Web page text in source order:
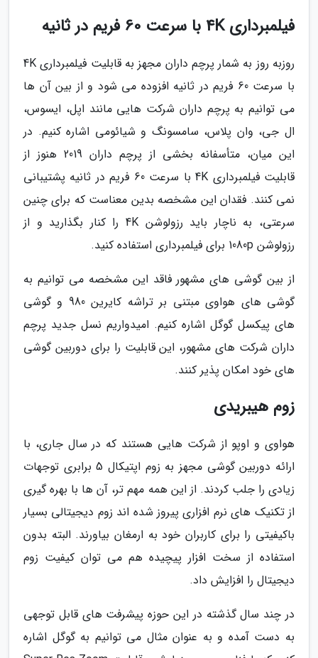
فیلمبرداری 4K با سرعت 60 فریم در ثانیه
روزبه روز به شمار پرچم داران مجهز به قابلیت فیلمبرداری 4K
با سرعت 60 فریم در ثانیه افزوده می شود و از بین آن ها
می توانیم به پرچم داران شرکت هایی مانند اپل، ایسوس،
ال جی، وان پلاس، سامسونگ و شیائومی اشاره کنیم. در
این میان، متأسفانه بخشی از پرچم داران 2019 هنوز از
قابلیت فیلمبرداری 4K با سرعت 60 فریم در ثانیه پشتیبانی
نمی کنند. فقدان این مشخصه بدین معناست که برای چنین
سرعتی، به ناچار باید رزولوشن 4K را کنار بگذارید و از
رزولوشن 1080p برای فیلمبرداری استفاده کنید.
از بین گوشی های مشهور فاقد این مشخصه می توانیم به
گوشی های هواوی مبتنی بر تراشه کایرین 980 و گوشی
های پیکسل گوگل اشاره کنیم. امیدواریم نسل جدید پرچم
داران شرکت های مشهور، این قابلیت را برای دوربین گوشی
های خود امکان پذیر کنند.
زوم هیبریدی
هواوی و اوپو از شرکت هایی هستند که در سال جاری، با
ارائه دوربین گوشی مجهز به زوم اپتیکال 5 برابری توجهات
زیادی را جلب کردند. از این همه مهم تر، آن ها با بهره گیری
از تکنیک های نرم افزاری پیروز شده اند زوم دیجیتالی بسیار
باکیفیتی را برای کاربران خود به ارمغان بیاورند. البته بدون
استفاده از سخت افزار پیچیده هم می توان کیفیت زوم
دیجیتال را افزایش داد.
در چند سال گذشته در این حوزه پیشرفت های قابل توجهی
به دست آمده و به عنوان مثال می توانیم به گوگل اشاره